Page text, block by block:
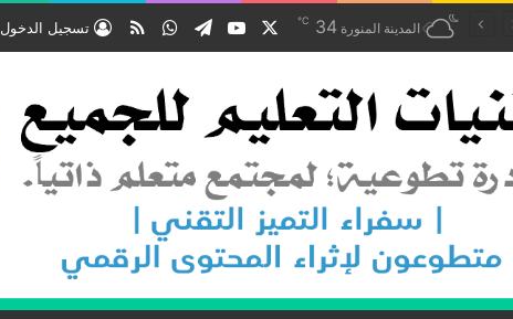
المدينة المنورة 34
℃
‫X
‫YouTube
تيلقرامواتسابملخص الموقع RSS
تسجيل الدخول